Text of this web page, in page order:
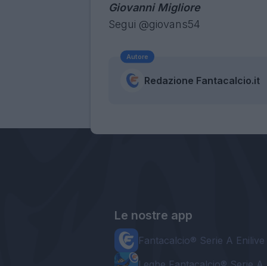
Giovanni Migliore
Segui @giovans54
Autore
Redazione Fantacalcio.it
Le nostre app
Fantacalcio® Serie A Enilive